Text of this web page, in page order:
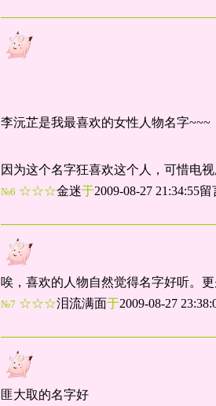
李沅芷是我最喜欢的女性人物名字~~~
因为这个名字狂喜欢这个人，可惜电
№6 ☆☆☆金迷于2009-08-27 21:34:55留
唉，喜欢的人物自然觉得名字好听。
№7 ☆☆☆泪流满面于2009-08-27
匪大取的名字好